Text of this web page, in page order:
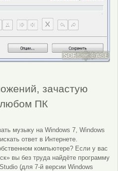
зачастую
любом ПК
музыку на Windows 7, Windows
ответ в Интернете.
компьютере? Если у вас
вы без труда найдёте программу
(для 7-й версии Windows